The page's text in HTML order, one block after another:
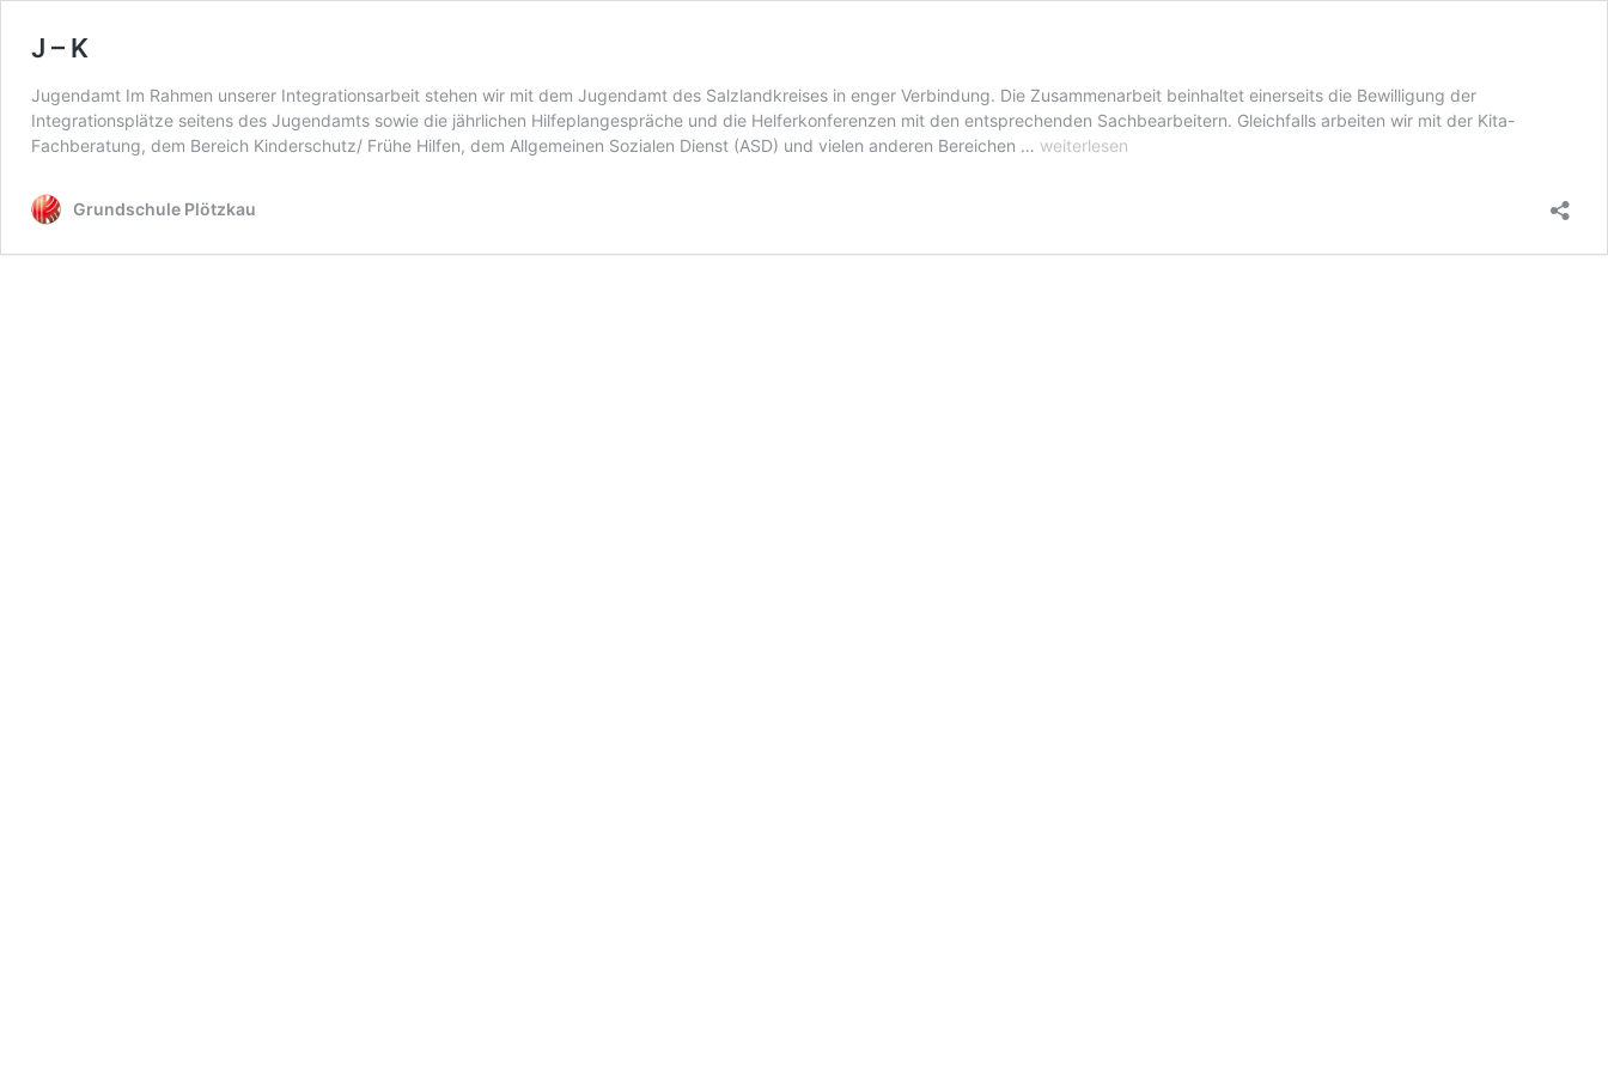
J – K
Jugendamt Im Rahmen unserer Integrationsarbeit stehen wir mit dem Jugendamt des Salzlandkreises in enger Verbindung. Die Zusammenarbeit beinhaltet einerseits die Bewilligung der
Integrationsplätze seitens des Jugendamts sowie die jährlichen Hilfeplangespräche und die Helferkonferenzen mit den entsprechenden Sachbearbeitern. Gleichfalls arbeiten wir mit der Kita-
Fachberatung, dem Bereich Kinderschutz/ Frühe Hilfen, dem Allgemeinen Sozialen Dienst (ASD) und vielen anderen Bereichen … J
weiterlesen
Grundschule Plötzkau